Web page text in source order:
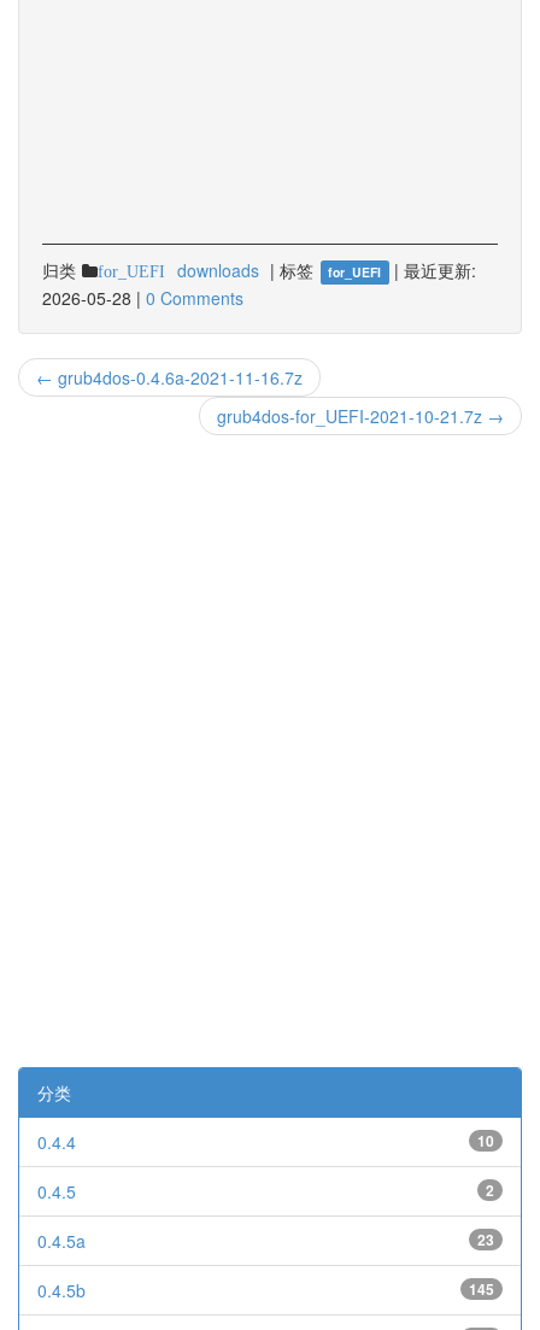
归类 for_UEFI downloads | 标签 for_UEFI | 最近更新:
2026-05-28 | 0 Comments
← grub4dos-0.4.6a-2021-11-16.7z
grub4dos-for_UEFI-2021-10-21.7z →
分类
10
0.4.4
2
0.4.5
23
0.4.5a
145
0.4.5b